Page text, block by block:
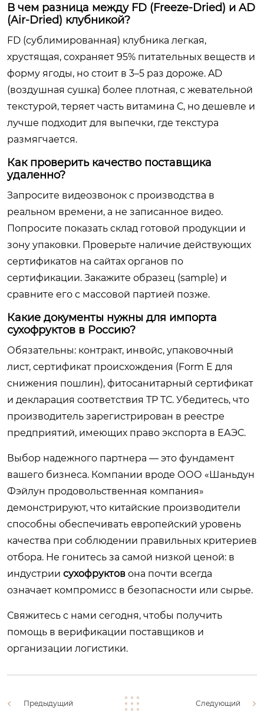
В чем разница между FD (Freeze-Dried) и AD
(Air-Dried) клубникой?
FD (сублимированная) клубника легкая,
хрустящая, сохраняет 95% питательных веществ и
форму ягоды, но стоит в 3–5 раз дороже. AD
(воздушная сушка) более плотная, с жевательной
текстурой, теряет часть витамина С, но дешевле и
лучше подходит для выпечки, где текстура
размягчается.
Как проверить качество поставщика
удаленно?
Запросите видеозвонок с производства в
реальном времени, а не записанное видео.
Попросите показать склад готовой продукции и
зону упаковки. Проверьте наличие действующих
сертификатов на сайтах органов по
сертификации. Закажите образец (sample) и
сравните его с массовой партией позже.
Какие документы нужны для импорта
сухофруктов в Россию?
Обязательны: контракт, инвойс, упаковочный
лист, сертификат происхождения (Form E для
снижения пошлин), фитосанитарный сертификат
и декларация соответствия ТР ТС. Убедитесь, что
производитель зарегистрирован в реестре
предприятий, имеющих право экспорта в ЕАЭС.
Выбор надежного партнера — это фундамент
вашего бизнеса. Компании вроде ООО «Шаньдун
Фэйлун продовольственная компания»
демонстрируют, что китайские производители
способны обеспечивать европейский уровень
качества при соблюдении правильных критериев
отбора. Не гонитесь за самой низкой ценой: в
индустрии сухофруктов она почти всегда
означает компромисс в безопасности или сырье.
Свяжитесь с нами сегодня, чтобы получить
помощь в верификации поставщиков и
организации логистики.
Предыдущий Следующий